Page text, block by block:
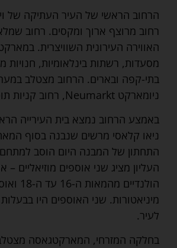
הרחוב הראשי של העיר העתיקה של
רחוב מרוצף ארוך ומקסים. רחוב
האווירה העירונית השוויצרית.
מסעדות, רשתות בינלאומיות, חנויות
בתי-קפה ובארים. הרחוב מצטלב
ניומארקט Neumarkt, רחוב קניות תוסס.
באמצע הרחוב נמצא בית העירייה
התחתון של המבנה היום הוסב למתחם
העליון מציג שני אוספים מוזיאליים –
הולנדיים מהמאות
מיניאטורות. שני האוספים היו בבעלות
לעיר.
בחלקה המזרחי, המארקטגאסה